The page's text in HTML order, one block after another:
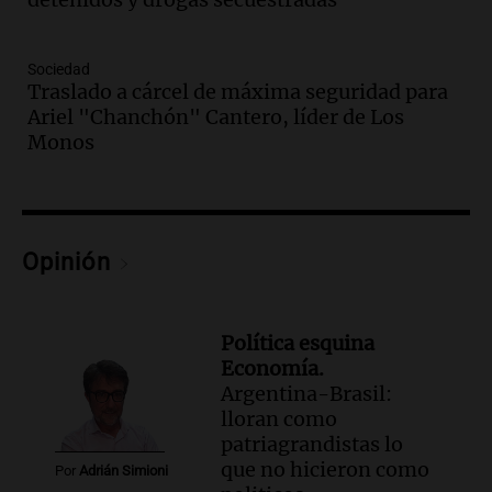
Episodios
Audio. El recuerdo de la conmovedora
anécdota familiar de Jairo sobre la
vocación de servicio de Illia
papa León XIV: "Será una bocanada de
Audio.Casi 5.000 estudiantes participan
en la segunda edición de Enséñame
Tucumán, el concurso educativo
Episodios
Sociedad
Traslado a cárcel de máxima seguridad para
Ariel "Chanchón" Cantero, líder de Los
Monos
Opinión
Por Adrián Simioni
Política esquina
Economía.
Argentina-Brasil:
lloran como
patriagrandistas lo
que no hicieron como